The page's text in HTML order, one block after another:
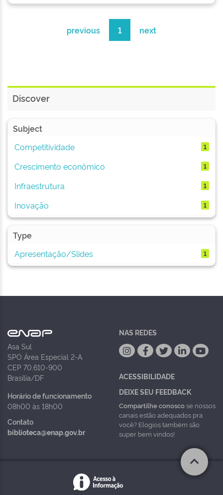
previous 1 next
Discover
Subject
Competitividade
1
Crescimento econômico 1
Infraestrutura 1
Inovação 1
Type
Apresentação/Slides
1
Asa Sul
SPO Área Especial 2-A
CEP 70.610-900
Brasília/DF
Horário de funcionamento
08h00 às 18h00
Contato
biblioteca@enap.gov.br
NAS REDES
ACESSIBILIDADE
DEIXE SEU FEEDBACK
Compartilhe conoscose nossos
canais estão adequados pra
você? Elogios também são
super bem vindos!